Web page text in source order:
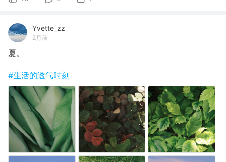
Yvette_zz
2月前
夏。
#生活的透气时刻